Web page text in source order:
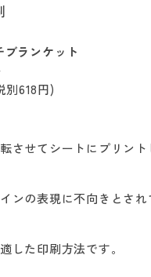
ブランケット
別618円)
させてシートにプリン
ンの表現に不向きとさ
した印刷方法です。